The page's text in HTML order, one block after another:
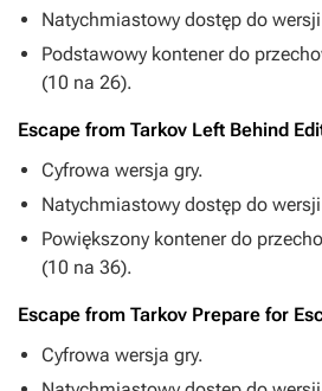
Natychmiastowy dostęp do
Podstawowy kontener do
(10 na 26).
Escape from Tarkov Left Behind
Cyfrowa wersja gry.
Natychmiastowy dostęp do
Powiększony kontener do
(10 na 36).
Escape from Tarkov Prepare for
Cyfrowa wersja gry.